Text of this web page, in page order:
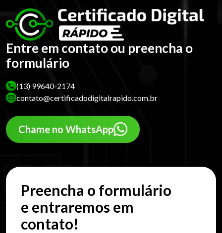
Entre em contato ou preencha o
formulário
(13) 99640-2174
contato@certificadodigitalrapido.com.br
Chame no WhatsApp
Preencha o formulário
e entraremos em
contato!